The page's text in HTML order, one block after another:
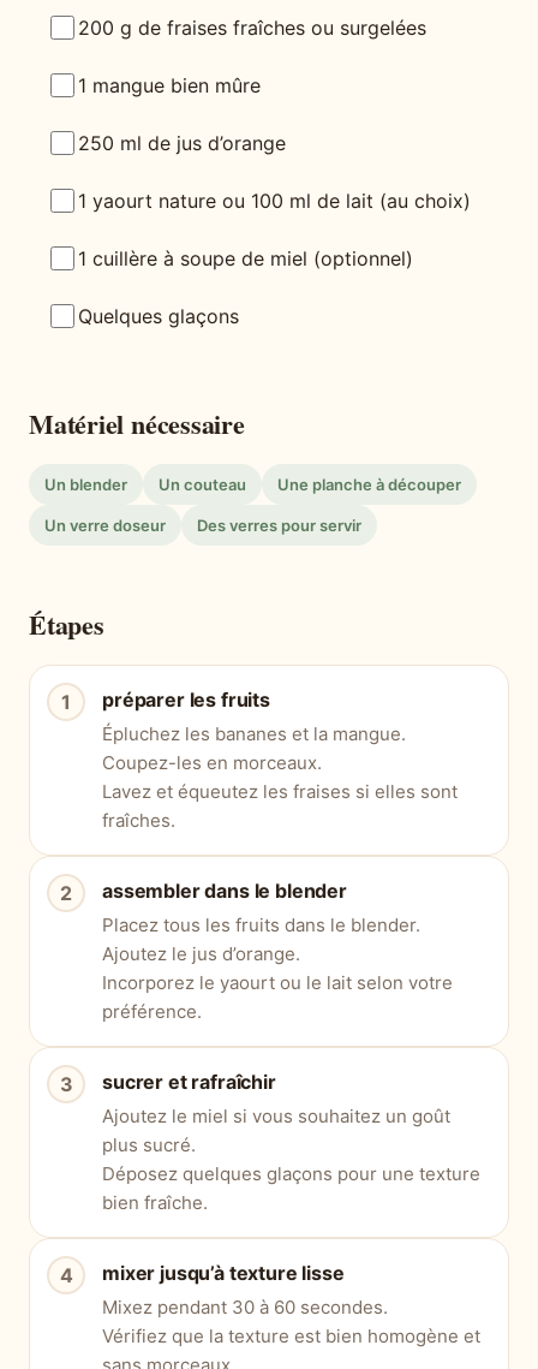
200 g de fraises fraîches ou surgelées
1 mangue bien mûre
250 ml de jus d’orange
1 yaourt nature ou 100 ml de lait (au choix)
1 cuillère à soupe de miel (optionnel)
Quelques glaçons
Matériel nécessaire
Un blender Un couteau Une planche à découper
Un verre doseur Des verres pour servir
Étapes
préparer les fruits
Épluchez les bananes et la mangue.
Coupez-les en morceaux.
Lavez et équeutez les fraises si elles sont
fraîches.
assembler dans le blender
Placez tous les fruits dans le blender.
Ajoutez le jus d’orange.
Incorporez le yaourt ou le lait selon votre
préférence.
sucrer et rafraîchir
Ajoutez le miel si vous souhaitez un goût
plus sucré.
Déposez quelques glaçons pour une texture
bien fraîche.
mixer jusqu’à texture lisse
Mixez pendant 30 à 60 secondes.
Vérifiez que la texture est bien homogène et